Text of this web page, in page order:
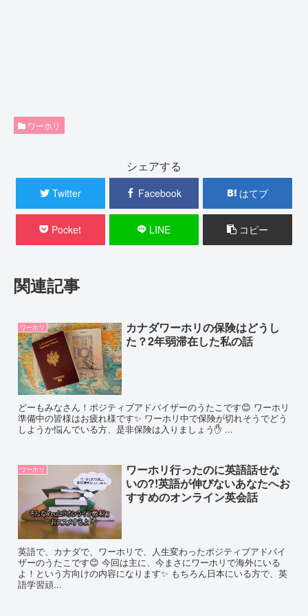
ワーホリ
シェアする
Twitter Facebook はてブ
Pocket LINE コピー
関連記事
ワーホリ
カナダワーホリの保険はどうし
た？2年弱滞在した私の話
どーもみなさん！ポジティブアドバイザーのうたこです😊 ワーホリ
準備中の皆様はお疲れ様です✨ ワーホリ中で保険が切れそうでどう
しようか悩んでいる方、是非保険は入りましょう✋ ...
ワーホリ
ワーホリ行ったのに英語話せな
いの?!英語が伸びないあなたへお
すすめのオンライン英会話
英語で、カナダで、ワーホリで、人生変わったポジティブアドバイ
ザーのうたこです😊 今回は主に、今まさにワーホリで海外にいる
よ！という方向けの内容になります✨ もちろん日本にいる方で、英
語学習頑...